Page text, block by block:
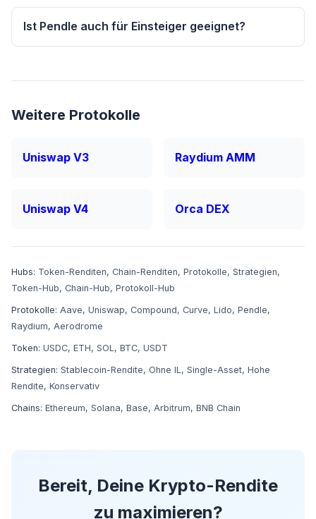
Ist Pendle auch für Einsteiger geeignet?
Weitere Protokolle
Uniswap V3 Raydium AMM
Uniswap V4 Orca DEX
Hubs: Token-Renditen, Chain-Renditen, Protokolle, Strategien,
Token-Hub, Chain-Hub, Protokoll-Hub
Protokolle: Aave, Uniswap, Compound, Curve, Lido, Pendle,
Raydium, Aerodrome
Token: USDC, ETH, SOL , BTC, USDT
Strategien: Stablecoin-Rendite, Ohne IL , Single-Asset, Hohe
Rendite, Konservativ
Chains: Ethereum, Solana, Base, Arbitrum, BNB Chain
Bereit, Deine Krypto-Rendite
zu maximieren?